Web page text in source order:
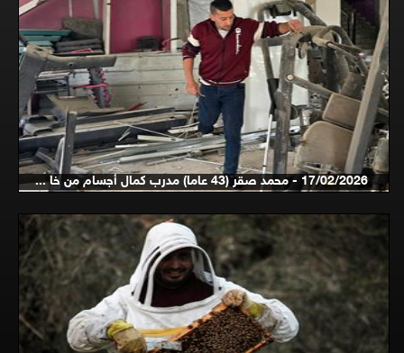
17/02/2026 - محمد صقر (43 عاما) مدرب كمال أجسام من خا ...